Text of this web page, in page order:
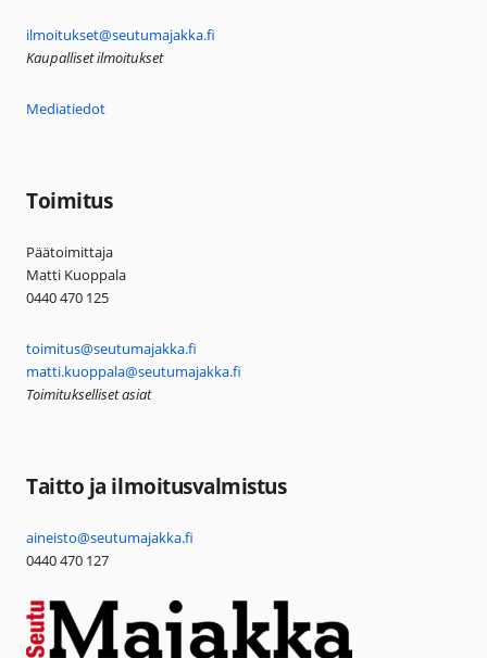
ilmoitukset@seutumajakka.fi
Kaupalliset ilmoitukset
Mediatiedot
Toimitus
Päätoimittaja
Matti Kuoppala
0440 470 125
toimitus@seutumajakka.fi
matti.kuoppala@seutumajakka.fi
Toimitukselliset asiat
Taitto ja ilmoitusvalmistus
aineisto@seutumajakka.fi
0440 470 127